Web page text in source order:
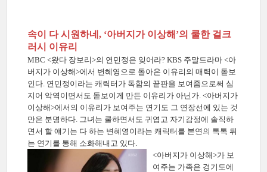
속이 다 시원하네, ‘아버지가 이상해’의 쿨한 걸크
러시 이유리
MBC <왔다 장보리>의 연민정은 잊어라? KBS 주말드라마 <아
버지가 이상해>에서 변혜영으로 돌아온 이유리의 매력이 돋보
인다. 연민정이라는 캐릭터가 독함의 끝판을 보여줌으로써 심
지어 악역이면서도 돋보이게 만든 이유리가 아닌가. <아버지가
이상해>에서의 이유리가 보여주는 연기도 그 연장선에 있는 것
만은 분명하다. 그녀는 쿨하면서도 귀엽고 자기감정에 솔직하
면서 할 얘기는 다 하는 변혜영이라는 캐릭터를 본연의 톡톡 튀
는 연기를 통해 소화해내고 있다.
<아버지가 이상해>가 보
여주는 가족은 경기도에